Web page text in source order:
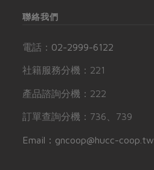
聯絡我們
電話： 02-2999-6122
社籍服務分機：221
產品諮詢分機：222
訂單查詢分機：736、739
Email：gncoop@hucc-coop.tw